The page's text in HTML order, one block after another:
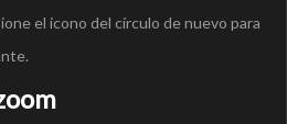
el icono del círculo de nuevo para